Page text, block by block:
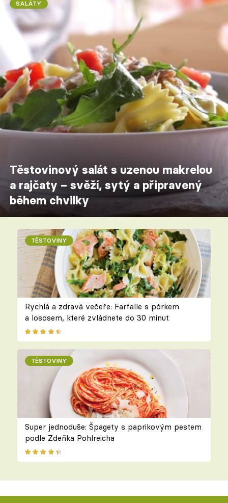
SALÁTY
Těstovinový salát s uzenou makrelou
a rajčaty – svěží, sytý a připravený
během chvilky
TĚSTOVINY
Rychlá a zdravá večeře: Farfalle s pórkem
a lososem, které zvládnete do 30 minut
TĚSTOVINY
Super jednoduše: Špagety s paprikovým pestem
podle Zdeňka Pohlreicha